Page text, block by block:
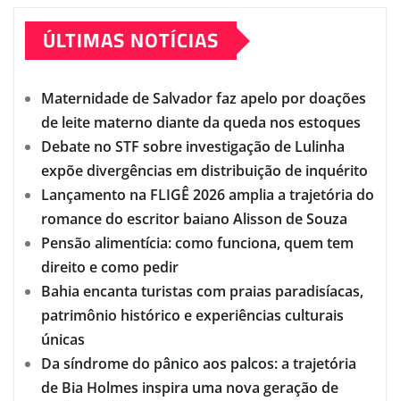
ÚLTIMAS NOTÍCIAS
Maternidade de Salvador faz apelo por doações
de leite materno diante da queda nos estoques
Debate no STF sobre investigação de Lulinha
expõe divergências em distribuição de inquérito
Lançamento na FLIGÊ 2026 amplia a trajetória do
romance do escritor baiano Alisson de Souza
Pensão alimentícia: como funciona, quem tem
direito e como pedir
Bahia encanta turistas com praias paradisíacas,
patrimônio histórico e experiências culturais
únicas
Da síndrome do pânico aos palcos: a trajetória
de Bia Holmes inspira uma nova geração de